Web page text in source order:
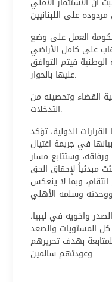
العمل على وضع
على كامل الأراضي
الوطنية فيتم التوافق
عليها بالحوار.
القضاء وتحصينه من
التدخلات.
الدولية، تؤكد
في جريمة اغتيال
وستتابع مسار
مبدئياً لإحقاق الحق
وبما لا ينعكس
واخويه في ليبيا،
المستويات والصعد
بهدف تحريرهم
وعودتهم سالمين.